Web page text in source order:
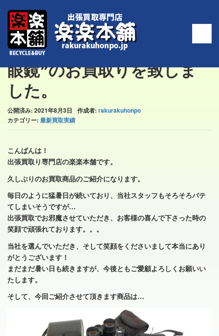
ホーム>最新買取実績>福山市内のお客様より、❝双眼鏡❞のお買取りを致し
ました。
福山市内のお客様より、❝双
眼鏡❞のお買取りを致しま
した。
公開済み: 2021年8月3日 作成者: rakurakuhonpo
カテゴリー: 最新買取実績
こんばんは！
出張買取り専門店の楽楽本舗です。
久しぶりのお買取商品のご紹介になります。
毎日のように猛暑日が続いており、当社スタッフもそろそろバテ
てしまいそうですが…
出張買取でお邪魔させていただき、お客様の喜んで下さった時の
笑顔で頑張れております。。。
当社を選んでいただき、そして笑顔をくださいまして本当にあり
がとうございます！
まだまだ暑い日も続きますが、今後ともご愛顧よろしくお願いい
たします。
そして、今回ご紹介させて頂きます商品は…